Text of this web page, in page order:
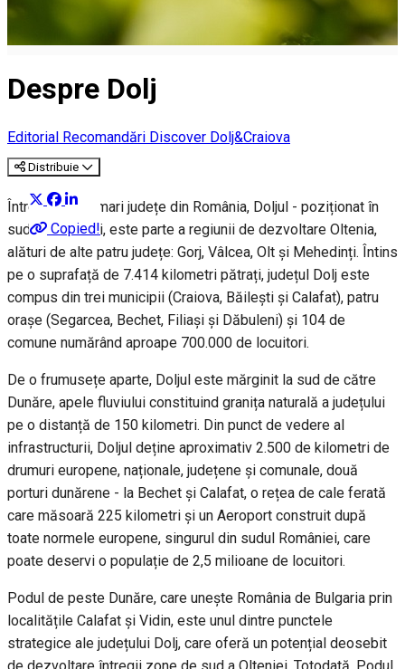
Despre Dolj
Editorial Recomandări Discover Dolj&Craiova
Distribuie
Copied!
Între cele mai mari județe din România, Doljul - poziționat în
sud-vestul țării, este parte a regiunii de dezvoltare Oltenia,
alături de alte patru județe: Gorj, Vâlcea, Olt și Mehedinți. Întins
pe o suprafață de 7.414 kilometri pătrați, județul Dolj este
compus din trei municipii (Craiova, Băilești și Calafat), patru
orașe (Segarcea, Bechet, Filiași și Dăbuleni) și 104 de
comune numărând aproape 700.000 de locuitori.
De o frumusețe aparte, Doljul este mărginit la sud de către
Dunăre, apele fluviului constituind granița naturală a județului
pe o distanță de 150 kilometri. Din punct de vedere al
infrastructurii, Doljul deține aproximativ 2.500 de kilometri de
drumuri europene, naționale, județene și comunale, două
porturi dunărene - la Bechet și Calafat, o rețea de cale ferată
care măsoară 225 kilometri și un Aeroport construit după
toate normele europene, singurul din sudul României, care
poate deservi o populație de 2,5 milioane de locuitori.
Podul de peste Dunăre, care unește România de Bulgaria prin
localitățile Calafat și Vidin, este unul dintre punctele
strategice ale județului Dolj, care oferă un potențial deosebit